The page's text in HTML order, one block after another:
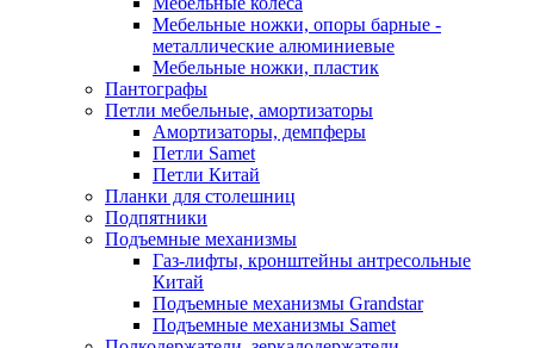
Мебельные ножки, опоры барные -
металлические алюминиевые
Мебельные ножки, пластик
Пантографы
Петли мебельные, амортизаторы
Амортизаторы, демпферы
Петли Samet
Петли Китай
Планки для столешниц
Подпятники
Подъемные механизмы
Газ-лифты, кронштейны антресольные
Китай
Подъемные механизмы Grandstar
Подъемные механизмы Samet